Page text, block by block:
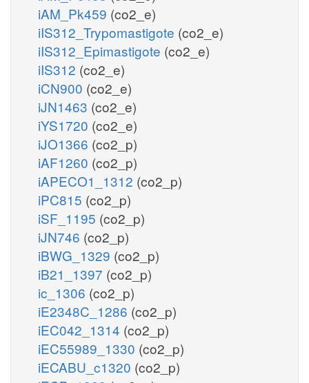
iAM_Pk459 (co2_e)
iIS312_Trypomastigote (co2_e)
iIS312_Epimastigote (co2_e)
iIS312 (co2_e)
iCN900 (co2_e)
iJN1463 (co2_e)
iYS1720 (co2_e)
iJO1366 (co2_p)
iAF1260 (co2_p)
iAPECO1_1312 (co2_p)
iPC815 (co2_p)
iSF_1195 (co2_p)
iJN746 (co2_p)
iBWG_1329 (co2_p)
iB21_1397 (co2_p)
ic_1306 (co2_p)
iE2348C_1286 (co2_p)
iEC042_1314 (co2_p)
iEC55989_1330 (co2_p)
iECABU_c1320 (co2_p)